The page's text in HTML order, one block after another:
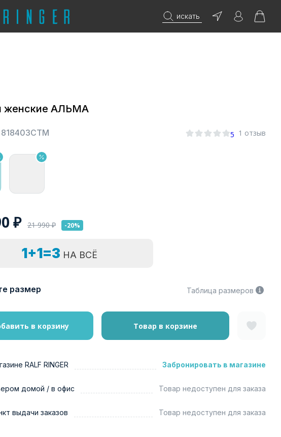
искать
женские АЛЬМА
818403СТМ 5 1 отзыв
₽ 21 990₽ -20%
1+1=3 НА ВСЁ
размер Таблица размеров
в корзину Товар в корзине
RALF RINGER Забронировать в магазине
домой / в офис Товар недоступен для заказа
выдачи заказов Товар недоступен для заказа